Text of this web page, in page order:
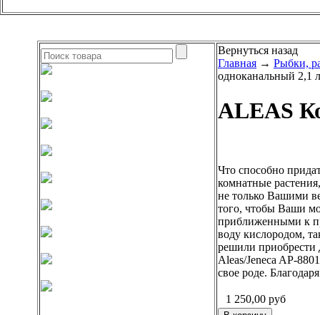
Вернуться назад
Главная → Рыбки,
одноканальный 2,1
ALEAS
Что способно
комнатные
не только Вашими
того, чтобы Ваши
приближенными к
воду кислородом,
решили приобрести
Aleas/Jeneca AP-
свое роде.
1 250,00 руб